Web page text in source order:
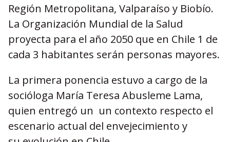
Región Metropolitana, Valparaíso y Biobío.
La Organización Mundial de la Salud
proyecta para el año 2050 que en Chile 1 de
cada 3 habitantes serán personas mayores.
La primera ponencia estuvo a cargo de la
socióloga María Teresa Abusleme Lama,
quien entregó un un contexto respecto el
escenario actual del envejecimiento y